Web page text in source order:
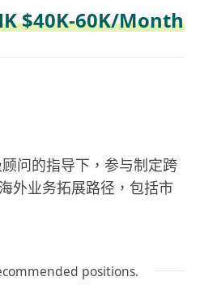
$40K-60K/Month
问的指导下，参与制定跨
外业务拓展路径，包括市
。
理目标国家或地区的政治
positions.